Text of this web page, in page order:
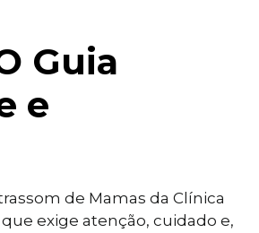
Guia
e
de Mamas da Clínica
exige atenção, cuidado e,